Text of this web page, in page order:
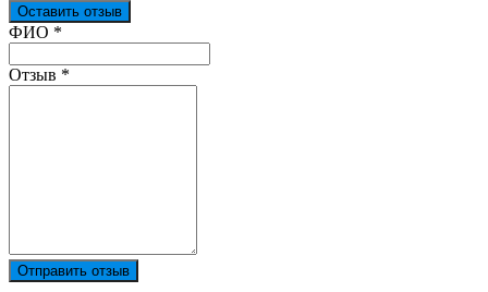
Оставить отзыв
Ваш отзыв был отправлен!
ФИО *
Отзыв *
Отправить отзыв